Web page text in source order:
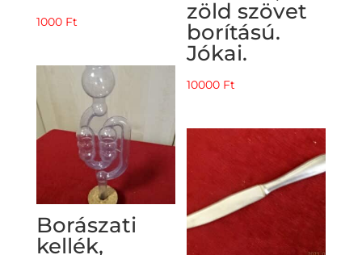
1000 Ft
zöld szövet
borítású.
Jókai.
10000 Ft
Borászati
kellék,